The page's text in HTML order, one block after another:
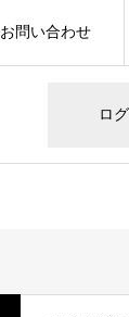
ロ
お問い合わせ